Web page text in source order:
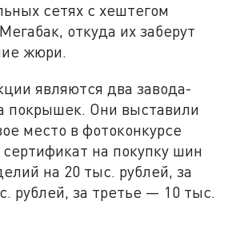
сетях с хештегом
откуда их заберут
жюри.
являются два завода-
покрышек. Они выставили
место в фотоконкурсе
на покупку шин
на 20 тыс. рублей, за
рублей, за третье — 10 тыс.